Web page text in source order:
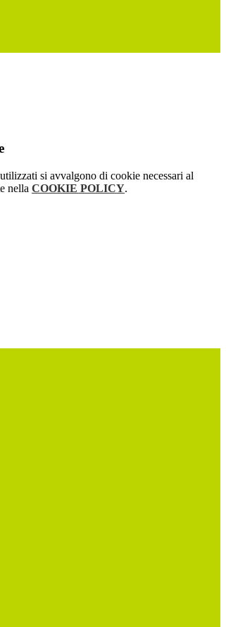
si avvalgono di cookie necessari al
nella COOKIE POLICY.